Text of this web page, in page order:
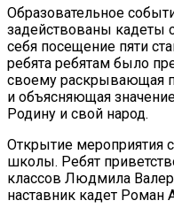
Образовательное
задействованы кадеты
себя посещение пяти
ребята ребятам было
своему раскрывающая
и объясняющая
Родину и свой народ.
Открытие мероприятия
школы. Ребят
классов Людмила
наставник кадет